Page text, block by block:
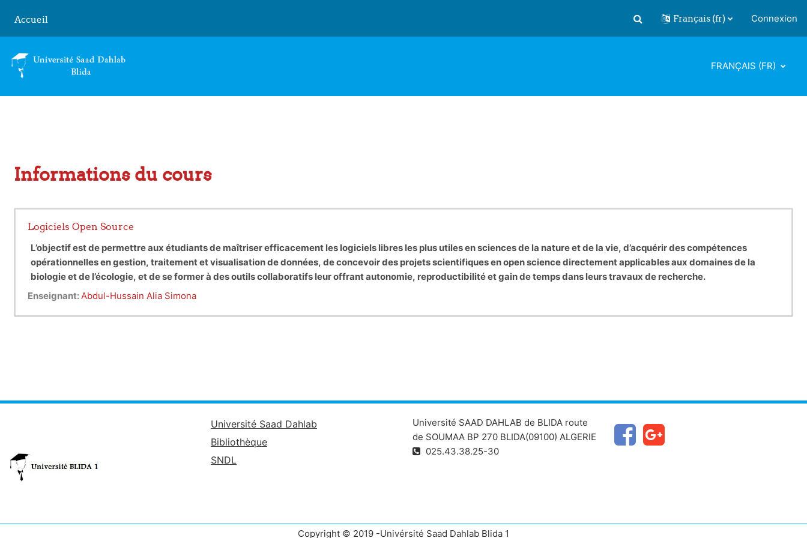
Accueil
Activer/désactiver la saisie de
Français ‎(fr)‎ Connexion
FRANÇAIS ‎(FR)‎
Informations du cours
Logiciels Open Source
L’objectif est de permettre aux étudiants de maîtriser efficacement les logiciels libres les plus utiles en sciences de la nature et de la vie, d’acquérir des compétences
opérationnelles en gestion, traitement et visualisation de données, de concevoir des projets scientifiques en open science directement applicables aux domaines de la
biologie et de l’écologie, et de se former à des outils collaboratifs leur offrant autonomie, reproductibilité et gain de temps dans leurs travaux de recherche.
Enseignant:Abdul-Hussain Alia Simona
Université Saad Dahlab
Bibliothèque
SNDL
Université SAAD DAHLAB de BLIDA route
de SOUMAA BP 270 BLIDA(09100) ALGERIE
025.43.38.25-30
Copyright © 2019 -Univérsité Saad Dahlab Blida 1